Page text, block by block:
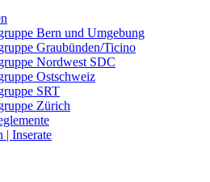
Bern und Umgebung
Graubünden/Ticino
Nordwest SDC
Ostschweiz
SRT
Zürich
| Inserate